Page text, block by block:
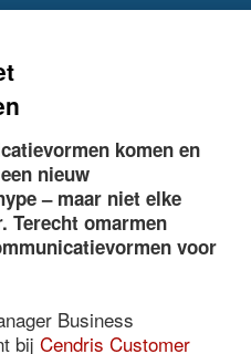
komen en
nieuw
– maar niet elke
Terecht omarmen
voor
Business
bij Cendris Customer